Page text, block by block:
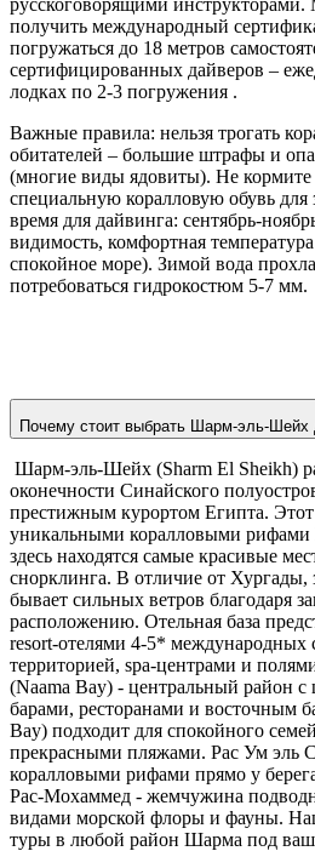
получить международный
погружаться до 18 метров
сертифицированных дайверов –
лодках по 2-3 погружения .
Важные правила: нельзя трогать
обитателей – большие штрафы и
(многие виды ядовиты). Не
специальную коралловую обувь
время для дайвинга: сентябрь-
видимость, комфортная
спокойное море). Зимой вода
потребоваться гидрокостюм 5-7 мм.
Почему стоит выбрать Шарм-эль-Шейх
Шарм-эль-Шейх (Sharm El Sheikh)
оконечности Синайского
престижным курортом Египта.
уникальными коралловыми рифами
здесь находятся самые красивые
снорклинга. В отличие от Хургады,
бывает сильных ветров благодаря
расположению. Отельная база
resort-отелями 4-5* международных
территорией, spa-центрами и
(Naama Bay) - центральный район
барами, ресторанами и восточным
Bay) подходит для спокойного
прекрасными пляжами. Рас Ум эль
коралловыми рифами прямо у
Рас-Мохаммед - жемчужина
видами морской флоры и фауны.
туры в любой район Шарма под